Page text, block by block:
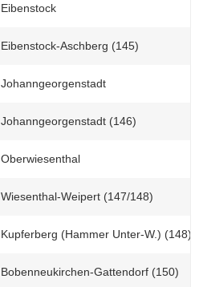
Eibenstock
Eibenstock-Aschberg (145)
Johanngeorgenstadt
Johanngeorgenstadt (146)
Oberwiesenthal
Wiesenthal-Weipert (147/148)
Kupferberg (Hammer Unter-W.) (148)
Bobenneukirchen-Gattendorf (150)